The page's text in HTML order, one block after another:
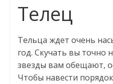
Телец
Тельца ждет очень
год. Скучать вы точно
звезды вам обещают,
Чтобы навести